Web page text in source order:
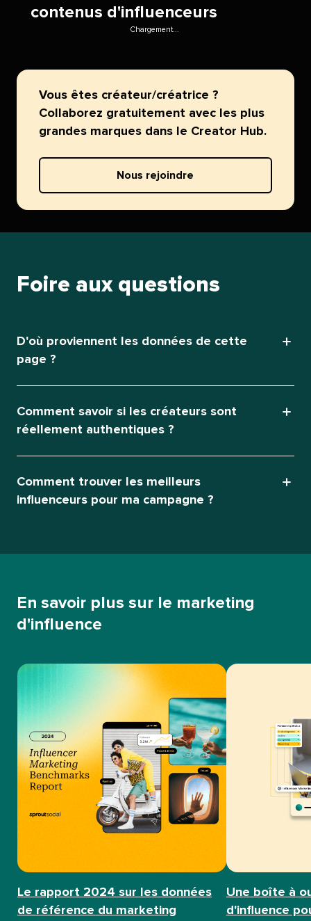
contenus d'influenceurs​​
Chargement...​​
Vous êtes créateur/créatrice ?
Collaborez gratuitement avec les plus
grandes marques dans le Creator Hub.​​
Nous rejoindre​​
Foire aux questions​​
D'où proviennent les données de cette
page ?​​
Comment savoir si les créateurs sont
réellement authentiques ?​​
Comment trouver les meilleurs
influenceurs pour ma campagne ?​​
En savoir plus sur le marketing
d'influence​​
Le rapport 2024 sur les données
de référence du marketing
Une boîte à
d'influence